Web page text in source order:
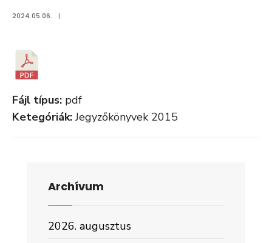
2024.05.06. |
Fájl típus: pdf
Ketegóriák:Jegyzőkönyvek 2015
Archívum
2026. augusztus